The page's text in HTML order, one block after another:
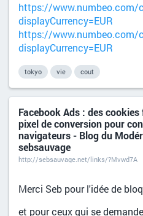
https://www.numbeo.com/
displayCurrency=EUR
https://www.numbeo.com/
displayCurrency=EUR
tokyo vie cout
Facebook Ads : des
pixel de conversion pour
navigateurs - Blog du
sebsauvage
http://sebsauvage.net/links/?Mvwd7A
Merci Seb pour l'idée de
et pour ceux qui se